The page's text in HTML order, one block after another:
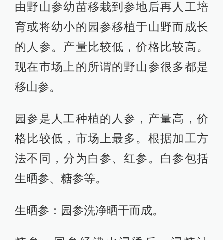
由野山参幼苗移栽到参地后再人工培
育或将幼小的园参移植于山野而成长
的人参。产量比较低，价格比较高。
现在市场上的所谓的野山参很多都是
移山参。
园参是人工种植的人参，产量高，价
格比较低，市场上最多。根据加工方
法不同，分为白参、红参。白参包括
生晒参、糖参等。
生晒参：园参洗净晒干而成。